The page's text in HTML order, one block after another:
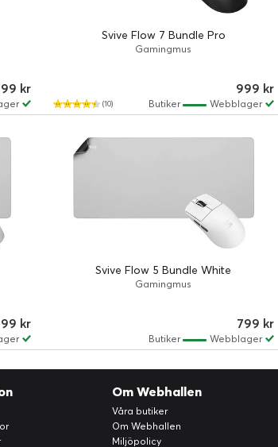
kr
Svive Flow 7 Bundle Pro
Gamingmus
(10)
999 kr
Webblager
Butiker
kr
Svive Flow 5 Bundle White
Gamingmus
799 kr
Webblager
Butiker
Om Webhallen
Våra butiker
Om Webhallen
Miljöpolicy